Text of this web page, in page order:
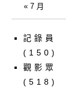
« 7 月
記錄員
(150)
觀影眾
(518)